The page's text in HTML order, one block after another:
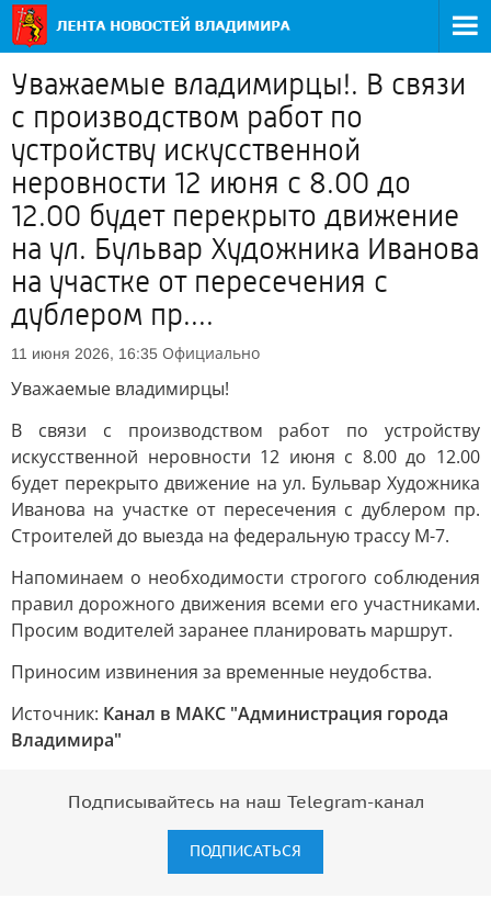
Уважаемые владимирцы!. В связи
с производством работ по
устройству искусственной
неровности 12 июня с 8.00 до
12.00 будет перекрыто движение
на ул. Бульвар Художника Иванова
на участке от пересечения с
дублером пр....
11 июня 2026, 16:35 Официально
Уважаемые владимирцы!
В связи с производством работ по устройству
искусственной неровности 12 июня с 8.00 до 12.00
будет перекрыто движение на ул. Бульвар Художника
Иванова на участке от пересечения с дублером пр.
Строителей до выезда на федеральную трассу М-7.
Напоминаем о необходимости строгого соблюдения
правил дорожного движения всеми его участниками.
Просим водителей заранее планировать маршрут.
Приносим извинения за временные неудобства.
Источник: Канал в МАКС "Администрация города
Владимира"
Подписывайтесь на наш Telegram-канал
ПОДПИСАТЬСЯ